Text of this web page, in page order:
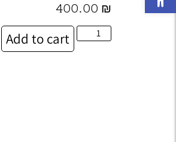
400.00 ₪
Add to cart